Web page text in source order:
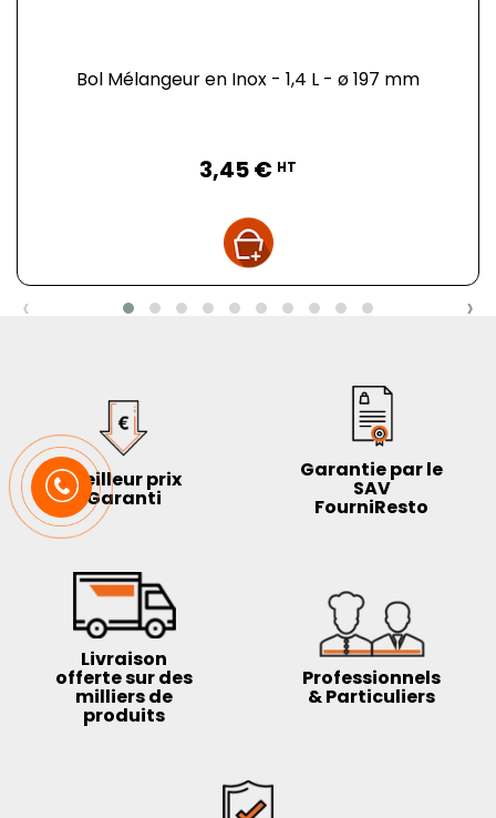
Bol Mélangeur en Inox - 1,4 L - ø 197 mm
3,45 € HT
‹ ›
Meilleur prix
Garanti
Garantie par le
SAV
FourniResto
Livraison
offerte sur des
milliers de
produits
Professionnels
& Particuliers